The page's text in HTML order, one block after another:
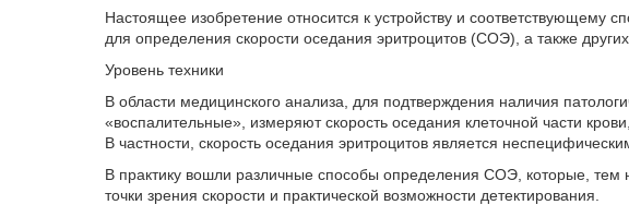
Настоящее изобретение относится к устройству и соответствующему
для определения скорости оседания эритроцитов (СОЭ), а также
Уровень техники
В области медицинского анализа, для подтверждения наличия
«воспалительные», измеряют скорость оседания клеточной части
В частности, скорость оседания эритроцитов является
В практику вошли различные способы определения СОЭ, которые, тем
точки зрения скорости и практической возможности детектирования.